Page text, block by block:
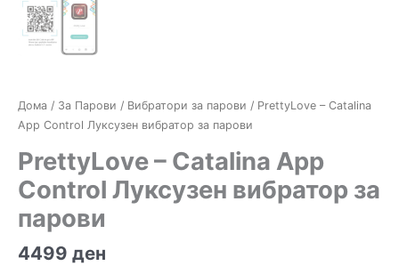
Дома / За Парови / Вибратори за парови / PrettyLove – Catalina
App Control Луксузен вибратор за парови
PrettyLove – Catalina App
Control Луксузен вибратор за
парови
4499 ден